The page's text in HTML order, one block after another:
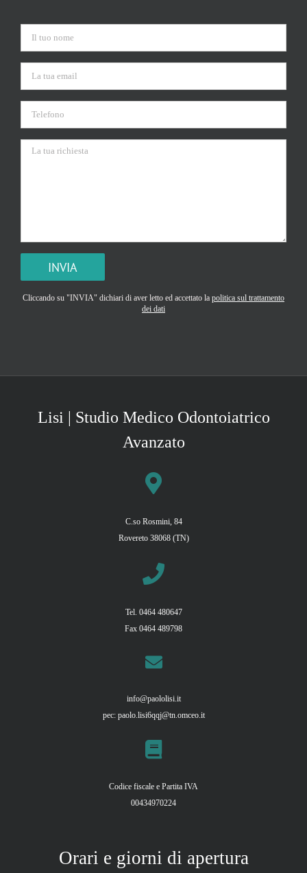
Si prega di lasciare vuoto questo campo.
Cliccando su "INVIA" dichiari di aver letto ed accettato la politica sul trattamento
dei dati
Lisi | Studio Medico Odontoiatrico
Avanzato
C.so Rosmini, 84
Rovereto 38068 (TN)
Tel. 0464 480647
Fax 0464 489798
info@paololisi.it
pec: paolo.lisi6qqj@tn.omceo.it
Codice fiscale e Partita IVA
00434970224
Orari e giorni di apertura